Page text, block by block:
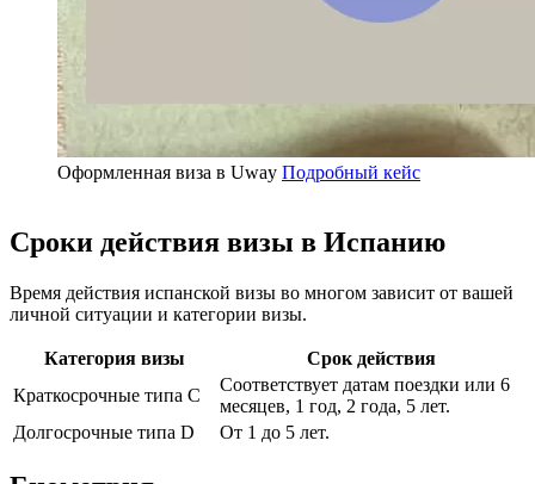
Оформленная виза в Uway Подробный кейс
Сроки действия визы в Испанию
Время действия испанской визы во многом зависит от вашей
личной ситуации и категории визы.
Категория визы
Срок действия
Краткосрочные типа C
Соответствует датам поездки или 6
месяцев, 1 год, 2 года, 5 лет.
Долгосрочные типа D
От 1 до 5 лет.